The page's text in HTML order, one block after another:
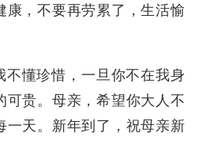
康，不要再劳累了，生活愉
不懂珍惜，一旦你不在我身
可贵。母亲，希望你大人不
一天。新年到了，祝母亲新